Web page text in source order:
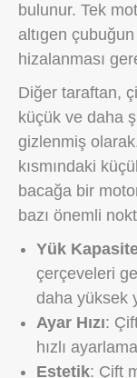
bulunur. Tek
altıgen
hizalanması
Diğer taraftan,
küçük ve daha
gizlenmiş
kısmındaki
bacağa bir
bazı önemli
Yük
çerçeveleri
daha yüksek
Ayar Hızı:
hızlı
Estetik: Çift